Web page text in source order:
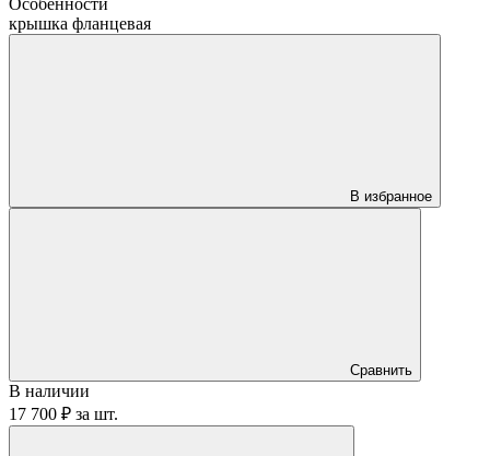
крышка фланцевая
В избранное
Сравнить
В наличии
17 700 ₽ за шт.